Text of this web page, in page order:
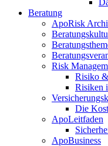
Beratung
ApoRisk
Risk
Risiko
Risiken
Die
ApoLeitfaden
ApoBusiness